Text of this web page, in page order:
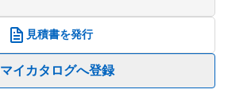
見積書を発行
マイカタログへ登録